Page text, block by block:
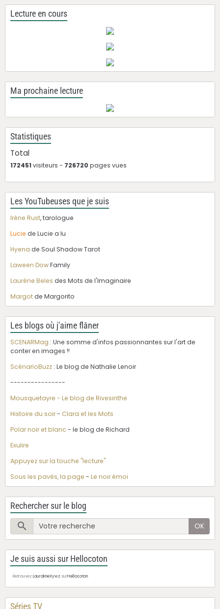
Lecture en cours
Ma prochaine lecture
Statistiques
Total
172451visiteurs - 726720 pages vues
Les YouTubeuses que je suis
Irène Rust, tarologue
Lucie de Lucie a lu
Hyena de Soul Shadow Tarot
Laween DowFamily
Laurène Beles des Mots de l'Imaginaire
Margotde Margorito
Les blogs où j'aime flâner
SCENARMag : Une somme d'infos passionnantes sur l'art de
conter en images !!
ScénarioBuzz : Le blog de Nathalie Lenoir
----------------
Mousquetayre - Le blog de Rivesinthe
Histoire du soir- Clara et les Mots
Polar noir et blanc - le blog de Richard
Exulire
Appuyez sur la touche "lecture"
Sous les pavés, la page - Le noir émoi
Rechercher sur le blog
OK
Je suis aussi sur Hellocoton
Retrouvez LauralineXywz surHellocoton
Séries TV